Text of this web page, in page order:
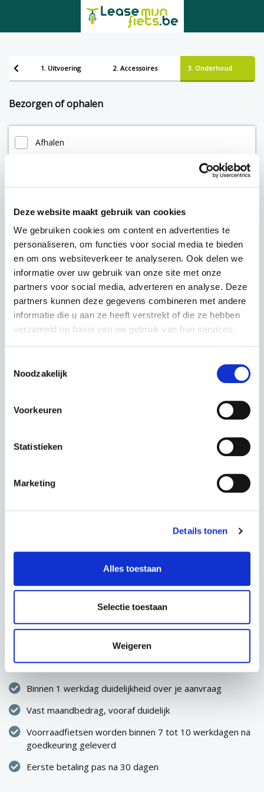
Deze website maakt gebruik van cookies
We gebruiken cookies om content en advertenties te
personaliseren, om functies voor social media te bieden
en om ons websiteverkeer te analyseren. Ook delen we
informatie over uw gebruik van onze site met onze
partners voor social media, adverteren en analyse. Deze
partners kunnen deze gegevens combineren met andere
informatie die u aan ze heeft verstrekt of die ze hebben
verzameld op basis van uw gebruik van hun services.
Noodzakelijk
Voorkeuren
Statistieken
Marketing
Details tonen
Alles toestaan
Selectie toestaan
Weigeren
1. Uitvoering 2. Accessoires 3. Onderhoud
Bezorgen of ophalen
Afhalen
Lening op afbetaling bij Lease-mijn-fiets.be
kleur: Space Blue
Deze fiets in een andere kleur :
Periode
60 Maanden
Totaal
€ 89,92 p.m.
CONFIGURATIE OPSLAAN
Direct eigenaar van de fiets
Geen eenmalige hoge uitgave
Binnen 1 werkdag duidelijkheid over je aanvraag
Vast maandbedrag, vooraf duidelijk
Voorraadfietsen worden binnen 7 tot 10 werkdagen na
goedkeuring geleverd
Eerste betaling pas na 30 dagen